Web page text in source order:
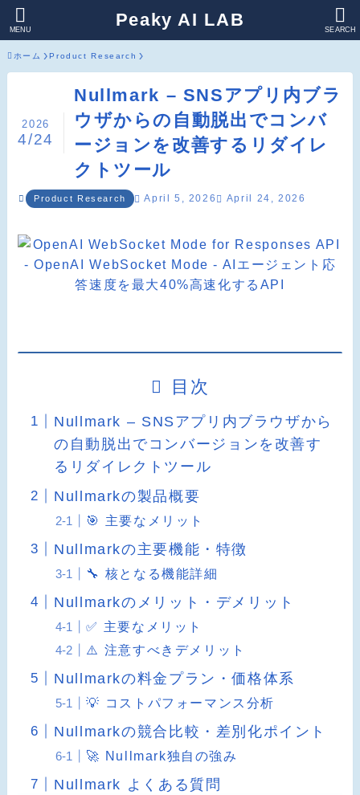
Peaky AI LAB SEARCH
MENU
ホーム Product Research
Nullmark – SNSアプリ内ブラ
ウザからの自動脱出でコンバ
ージョンを改善するリダイレ
クトツール
2026
4/24
Product Research April 5, 2026 April 24, 2026
目次
Nullmark – SNSアプリ内ブラウザから
の自動脱出でコンバージョンを改善す
るリダイレクトツール
Nullmarkの製品概要
🎯 主要なメリット
Nullmarkの主要機能・特徴
🔧 核となる機能詳細
Nullmarkのメリット・デメリット
✅ 主要なメリット
⚠️ 注意すべきデメリット
Nullmarkの料金プラン・価格体系
💡 コストパフォーマンス分析
Nullmarkの競合比較・差別化ポイント
🚀 Nullmark独自の強み
Nullmark よくある質問